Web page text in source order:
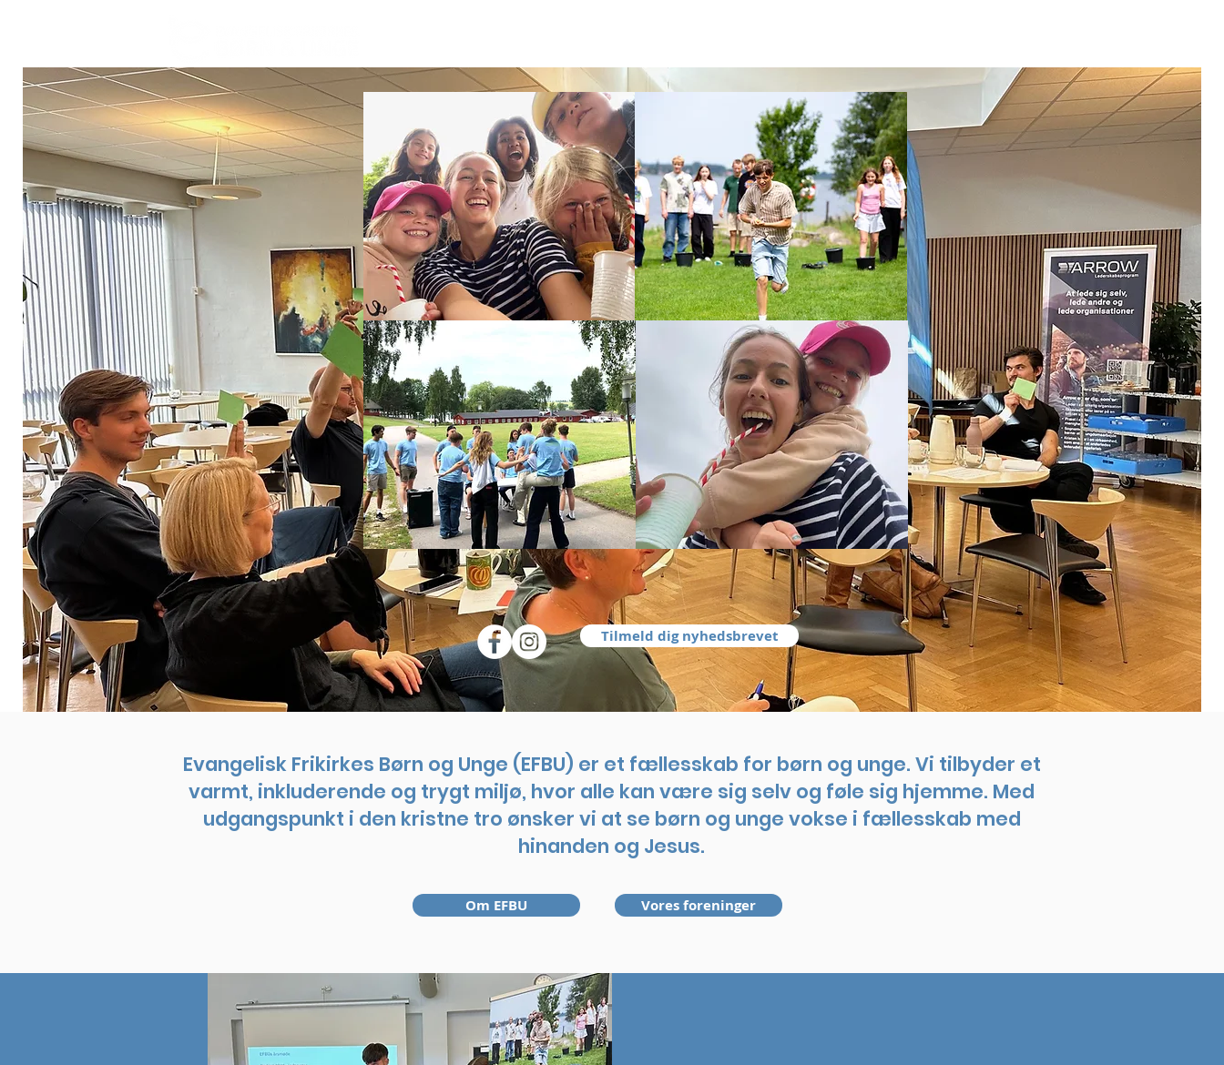
Tilmeld dig nyhedsbrevet
Evangelisk Frikirkes Børn og Unge (EFBU) er et fællesskab for børn og unge. Vi tilbyder et
varmt, inkluderende og trygt miljø, hvor alle kan være sig selv og føle sig hjemme. Med
udgangspunkt i den kristne tro ønsker vi at se børn og unge vokse i fællesskab med
hinanden og Jesus.
Om EFBU Vores foreninger